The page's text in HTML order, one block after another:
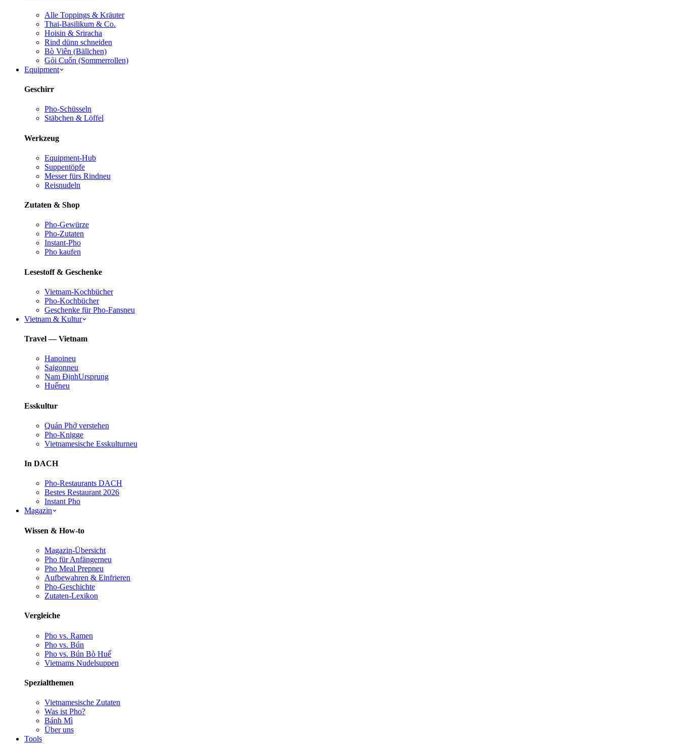
Alle Toppings & Kräuter
Thai-Basilikum & Co.
Hoisin & Sriracha
Rind dünn schneiden
Bò Viên (Bällchen)
Gỏi Cuốn (Sommerrollen)
Equipment
Geschirr
Pho-Schüsseln
Stäbchen & Löffel
Werkzeug
Equipment-Hub
Suppentöpfe
Messer fürs Rindneu
Reisnudeln
Zutaten & Shop
Pho-Gewürze
Pho-Zutaten
Instant-Pho
Pho kaufen
Lesestoff & Geschenke
Vietnam-Kochbücher
Pho-Kochbücher
Geschenke für Pho-Fansneu
Vietnam & Kultur
Travel — Vietnam
Hanoineu
Saigonneu
Nam ĐịnhUrsprung
Huếneu
Esskultur
Quán Phở verstehen
Pho-Knigge
Vietnamesische Esskulturneu
In DACH
Pho-Restaurants DACH
Bestes Restaurant 2026
Instant Pho
Magazin
Wissen & How-to
Magazin-Übersicht
Pho für Anfängerneu
Pho Meal Prepneu
Aufbewahren & Einfrieren
Pho-Geschichte
Zutaten-Lexikon
Vergleiche
Pho vs. Ramen
Pho vs. Bún
Pho vs. Bún Bò Huế
Vietnams Nudelsuppen
Spezialthemen
Vietnamesische Zutaten
Was ist Pho?
Bánh Mì
Über uns
Tools